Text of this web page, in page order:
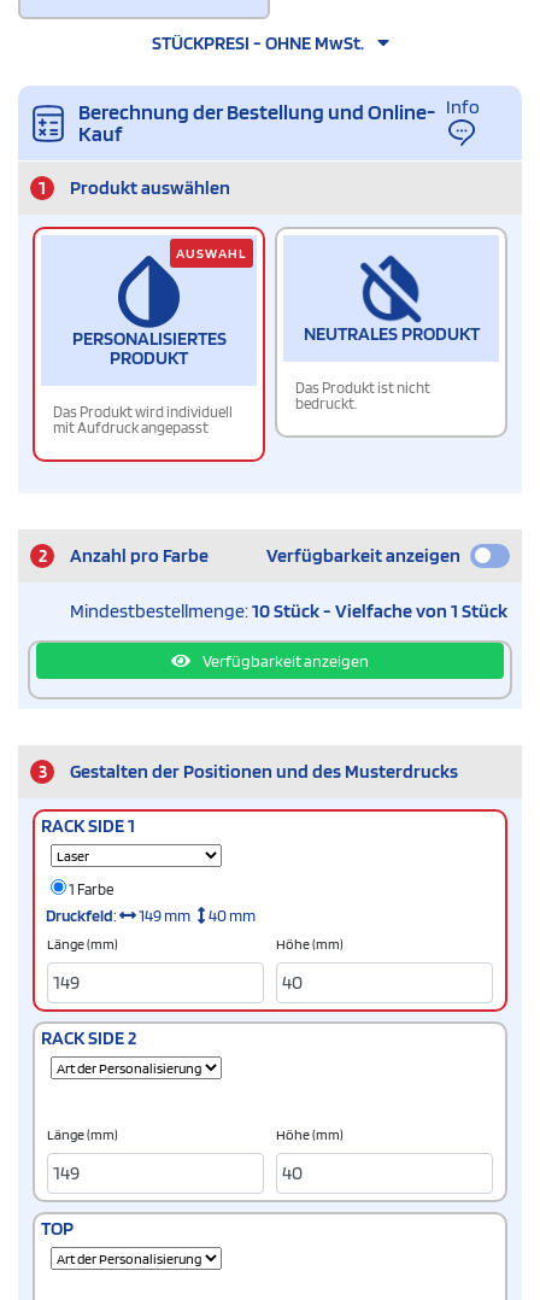
STÜCKPRESI - OHNE MwSt.
Berechnung der Bestellung und Online-
Kauf
Info
1 Produkt auswählen
PERSONALISIERTES
PRODUKT
Das Produkt wird individuell
mit Aufdruck angepasst
AUSWAHL
NEUTRALES PRODUKT
Das Produkt ist nicht
bedruckt.
2 Anzahl pro Farbe Verfügbarkeit anzeigen
Mindestbestellmenge:10 Stück - Vielfache von 1 Stück
Verfügbarkeit anzeigen
3 Gestalten der Positionen und des Musterdrucks
RACK SIDE 1
1 Farbe
Druckfeld: 149 mm 40 mm
Länge (mm) Höhe (mm)
RACK SIDE 2
Länge (mm) Höhe (mm)
TOP